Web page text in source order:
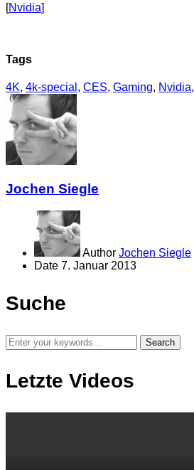
[Nvidia]
Tags
4K, 4k-special , CES, Gaming, Nvidia,
Jochen Siegle
Author Jochen Siegle
Date 7. Januar 2013
Suche
Letzte Videos